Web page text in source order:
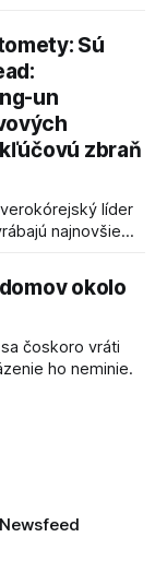
v Gaze. Agentúra
že Izrael plní
Sú
un
zbraň
líder
najnovšie
KĽDR, na ktoré
okolo
čoskoro vráti
ho neminie.
Newsfeed